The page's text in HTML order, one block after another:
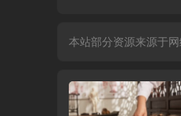
本站部分资源来源于